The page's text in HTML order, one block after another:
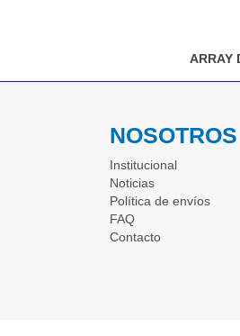
ARRAY
NOSOTROS
Institucional
Noticias
Política de envíos
FAQ
Contacto